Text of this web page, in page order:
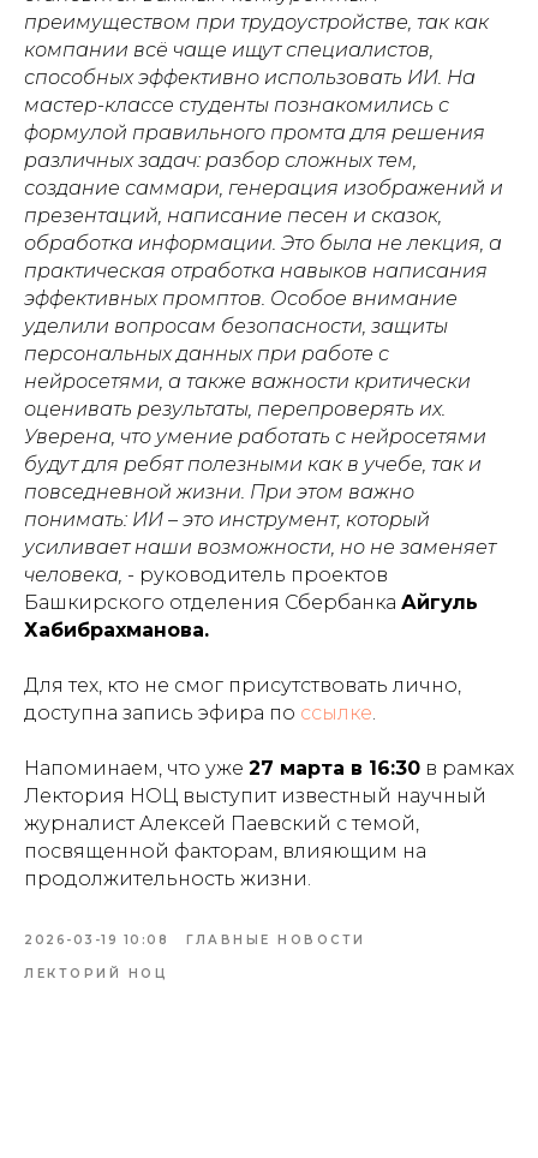
преимуществом при трудоустройстве, так как
компании всё чаще ищут специалистов,
способных эффективно использовать ИИ. На
мастер-классе студенты познакомились с
формулой правильного промта для решения
различных задач: разбор сложных тем,
создание саммари, генерация изображений и
презентаций, написание песен и сказок,
обработка информации. Это была не лекция, а
практическая отработка навыков написания
эффективных промптов. Особое внимание
уделили вопросам безопасности, защиты
персональных данных при работе с
нейросетями, а также важности критически
оценивать результаты, перепроверять их.
Уверена, что умение работать с нейросетями
будут для ребят полезными как в учебе, так и
повседневной жизни. При этом важно
понимать: ИИ – это инструмент, который
усиливает наши возможности, но не заменяет
человека, - руководитель проектов
Башкирского отделения Сбербанка Айгуль
Хабибрахманова.
Для тех, кто не смог присутствовать лично,
доступна запись эфира по ссылке.
Напоминаем, что уже 27 марта в 16:30 в рамках
Лектория НОЦ выступит известный научный
журналист Алексей Паевский с темой,
посвященной факторам, влияющим на
продолжительность жизни.
2026-03-19 10:08 ГЛАВНЫЕ НОВОСТИ
ЛЕКТОРИЙ НОЦ